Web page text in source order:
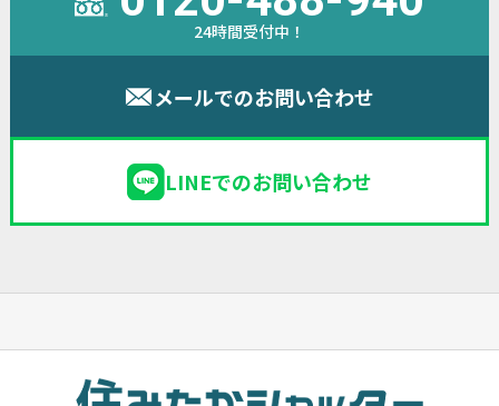
24時間受付中！
メールでのお問い合わせ
LINEでのお問い合わせ